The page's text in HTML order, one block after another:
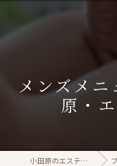
メンズメ
原・
小田原のエステならrasera ブログ